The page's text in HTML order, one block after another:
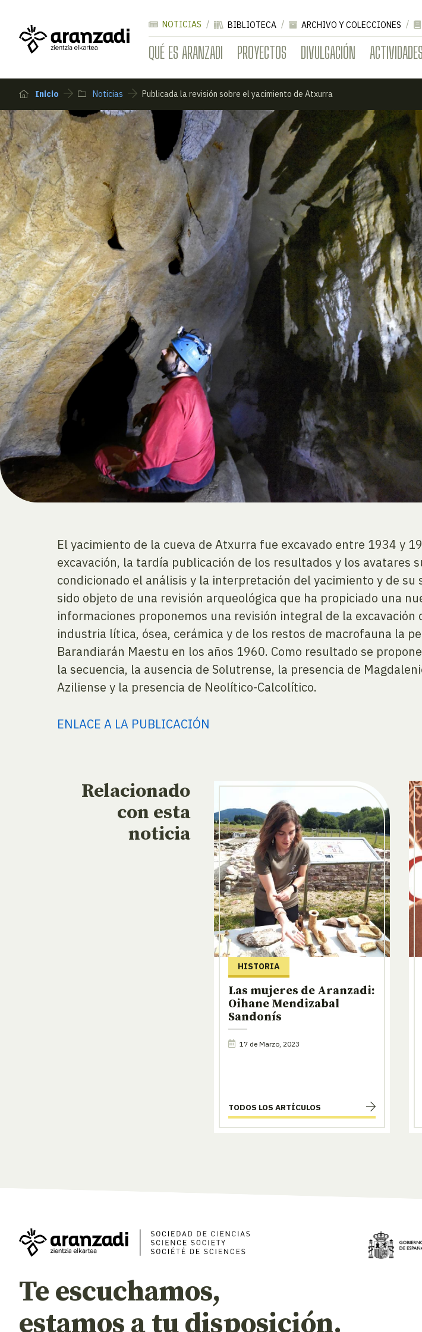
QUÉ ES ARANZADI PROYECTOS DIVULGACIÓN ACTIVIDADES
NOTICIAS BIBLIOTECA ARCHIVO Y COLECCIONES
Inicio Noticias Publicada la revisión sobre el yacimiento de Atxurra
El yacimiento de la cueva de Atxurra fue excavado entre 1934 y
excavación, la tardía publicación de los resultados y los
condicionado el análisis y la interpretación del yacimiento y de
sido objeto de una revisión arqueológica que ha propiciado una
informaciones proponemos una revisión integral de la
industria lítica, ósea, cerámica y de los restos de macrofauna la
Barandiarán Maestu en los años 1960. Como resultado se
la secuencia, la ausencia de Solutrense, la presencia de
Aziliense y la presencia de Neolítico-Calcolítico.
ENLACE A LA PUBLICACIÓN
Relacionado
con esta
noticia
HISTORIA
Las mujeres de Aranzadi:
Oihane Mendizabal
Sandonís
17 de Marzo, 2023
TODOS LOS ARTÍCULOS
Te escuchamos,
estamos a tu disposición.